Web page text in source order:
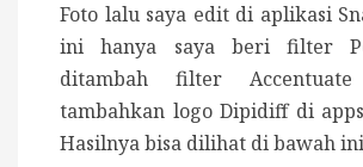
Foto lalu saya edit di aplikasi
ini hanya saya beri filter
ditambah filter
tambahkan logo Dipidiff di
Hasilnya bisa dilihat di bawah